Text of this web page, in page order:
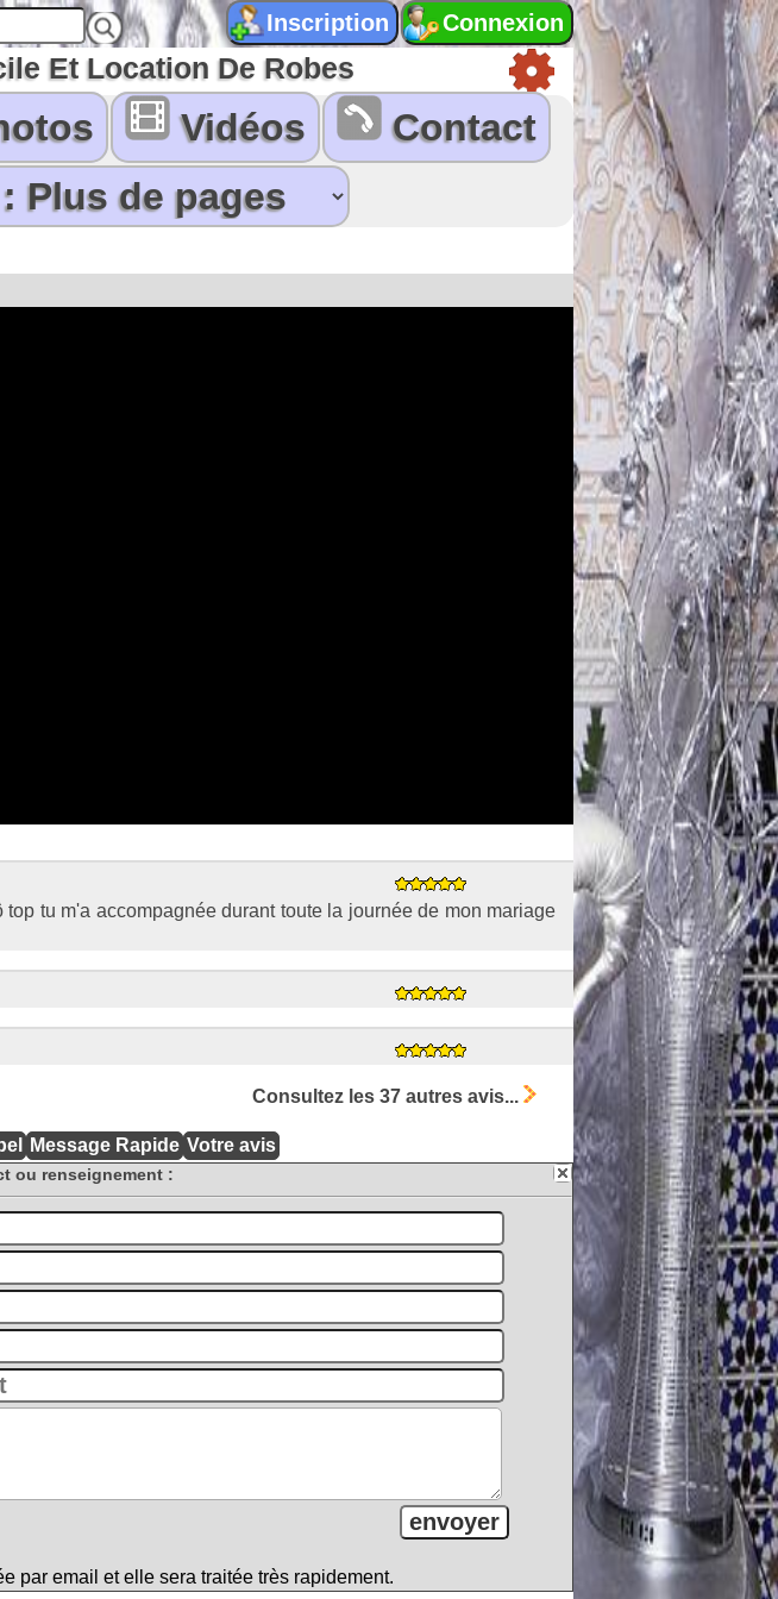
Et Location De Robes
Vidéos Contact
tu m'a accompagnée durant toute la journée de mon mariage
Consultez les 37 autres avis...
ou renseignement :
par email et elle sera traitée très rapidement.